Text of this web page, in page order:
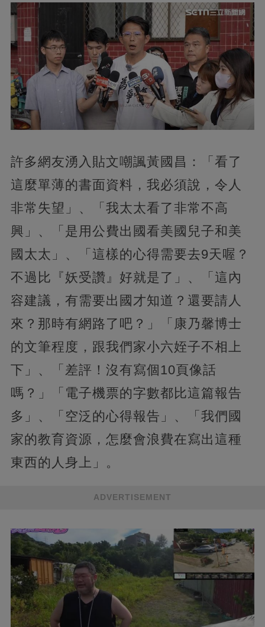
許多網友湧入貼文嘲諷黃國昌：「看了
這麼單薄的書面資料，我必須說，令人
非常失望」、「我太太看了非常不高
興」、「是用公費出國看美國兒子和美
國太太」、「這樣的心得需要去9天喔？
不過比『妖受讚』好就是了」、「這內
容建議，有需要出國才知道？還要請人
來？那時有網路了吧？」「康乃馨博士
的文筆程度，跟我們家小六姪子不相上
下」、「差評！沒有寫個10頁像話
嗎？」「電子機票的字數都比這篇報告
多」、「空泛的心得報告」、「我們國
家的教育資源，怎麼會浪費在寫出這種
東西的人身上」。
ADVERTISEMENT